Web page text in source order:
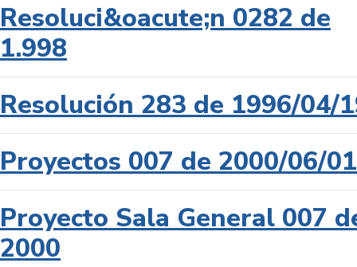
Resoluci&oacute;n 0282 de
1.998
Resolución 283 de 1996/04/
Proyectos 007 de 2000/06/01
Proyecto Sala General 007
2000